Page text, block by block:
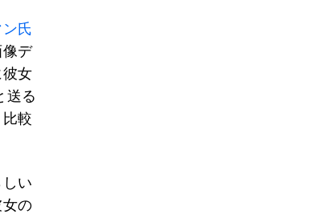
氏
デ
女
送る
比較
い
の